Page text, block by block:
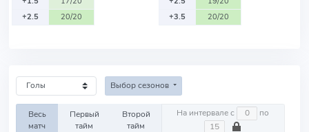
+2.5
20/20
+3.5
20/20
Выбор сезонов
Весь
матч
Первый
тайм
Второй
тайм
На интервале с по